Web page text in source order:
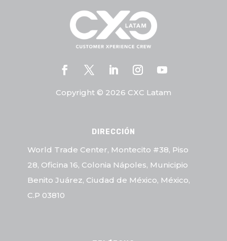
Copyright © 2026 CXC Latam
DIRECCIÓN
World Trade Center, Montecito #38, Piso
28, Oficina 16, Colonia Nápoles, Municipio
Benito Juárez, Ciudad de México, México,
C.P 03810